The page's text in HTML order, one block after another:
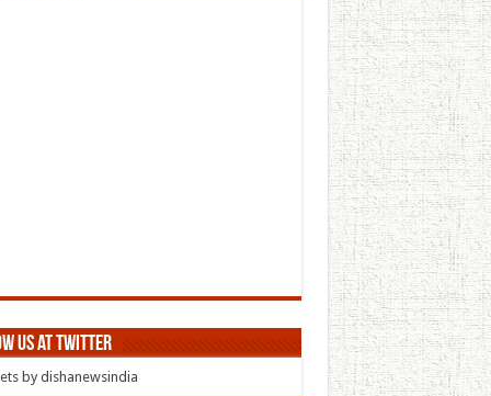
us at Twitter
by dishanewsindia